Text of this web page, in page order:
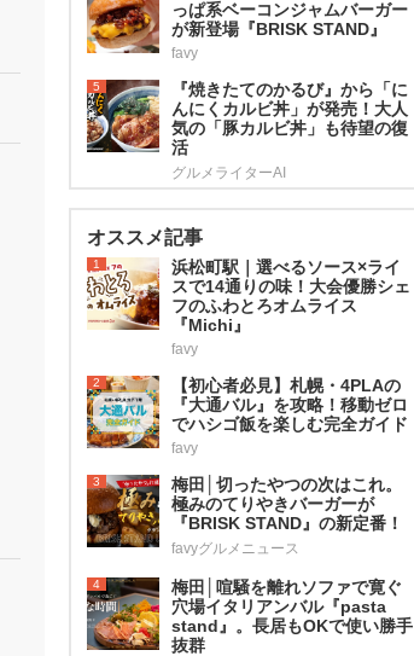
っぱ系ベーコンジャムバーガー
が新登場『BRISK STAND』
favy
5
『焼きたてのかるび』から「に
んにくカルビ丼」が発売！大人
気の「豚カルビ丼」も待望の復
活
グルメライターAI
オススメ記事
1
浜松町駅｜選べるソース×ライ
スで14通りの味！大会優勝シェ
フのふわとろオムライス
『Michi』
favy
2
【初心者必見】札幌・4PLAの
『大通バル』を攻略！移動ゼロ
でハシゴ飯を楽しむ完全ガイド
favy
3
梅田│切ったやつの次はこれ。
極みのてりやきバーガーが
『BRISK STAND』の新定番！
favyグルメニュース
4
梅田│喧騒を離れソファで寛ぐ
穴場イタリアンバル『pasta
stand』。長居もOKで使い勝手
抜群